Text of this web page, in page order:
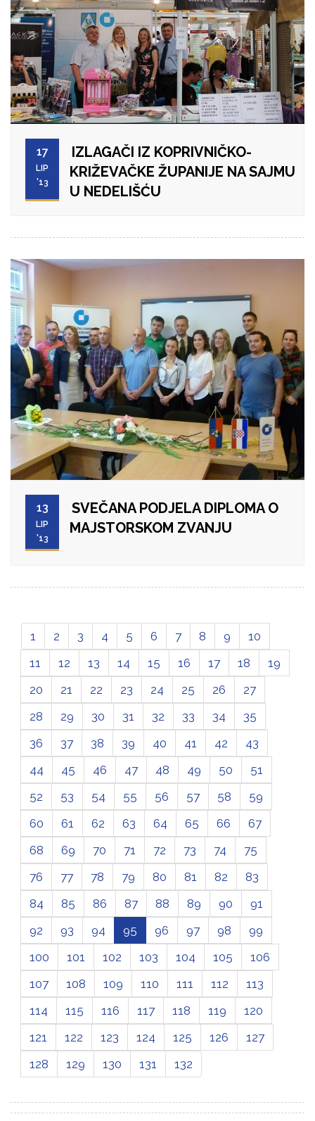
17
LIP
'13
IZLAGAČI IZ KOPRIVNIČKO-
KRIŽEVAČKE ŽUPANIJE NA SAJMU
U NEDELIŠĆU
13
LIP
'13
SVEČANA PODJELA DIPLOMA O
MAJSTORSKOM ZVANJU
1 2 3 4 5 6 7 8 9
10
11
12 13 14 15 16 17 18
19
20
21 22 23 24 25 26
27
28
29 30 31 32 33 34
35
36
37 38 39 40 41 42
43
44
45 46 47 48 49 50
51
52
53 54 55 56 57 58
59
60
61 62 63 64 65 66
67
68
69 70 71 72 73 74
75
76
77 78 79 80 81 82
83
84
85 86 87 88 89 90
91
92
93 94 95 96 97 98
99
100
101 102 103 104 105
106
107
108 109 110 111 112
113
114
115 116 117 118 119
120
121
122 123 124 125 126
127
128
129 130 131 132